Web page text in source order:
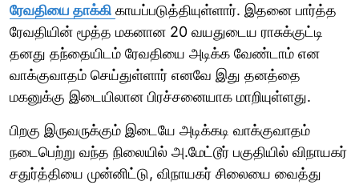
ரேவதியை தாக்கி காயப்படுத்தியுள்ளார். இதனை பார்த்த
ரேவதியின் மூத்த மகனான 20 வயதுடைய ராசுக்குட்டி
தனது தந்தையிடம் ரேவதியை அடிக்க வேண்டாம் என
வாக்குவாதம் செய்துள்ளார் எனவே இது தனத்தை
மகனுக்கு இடையிலான பிரச்சனையாக மாறியுள்ளது.
பிறகு இருவருக்கும் இடையே அடிக்கடி வாக்குவாதம்
நடைபெற்று வந்த நிலையில் அ.மேட்டூர் பகுதியில் விநாயகர்
சதுர்த்தியை முன்னிட்டு, விநாயகர் சிலையை வைத்து